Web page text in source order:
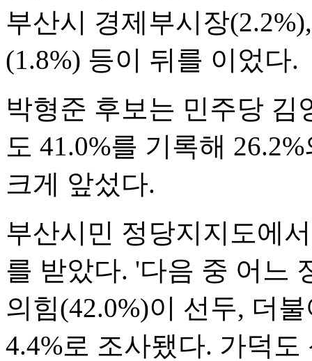
부산시 경제부시장
(1.8%) 등이 뒤를 이었다.
박형준 후보는 민주당
도 41.0%를 기록해
크게 앞섰다.
부산시민 정당지지도에
를 받았다. '다음 중 어느
의힘(42.0%)이 선두, 더
4.4%로 조사됐다. 가덕